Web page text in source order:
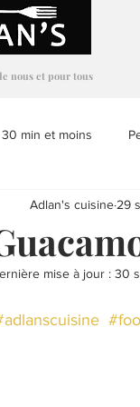
nous et pour tous
30 min et moins
Appetizer Mets
Soupes & potages
Adlan's cuisine 29
mise à jour : 30